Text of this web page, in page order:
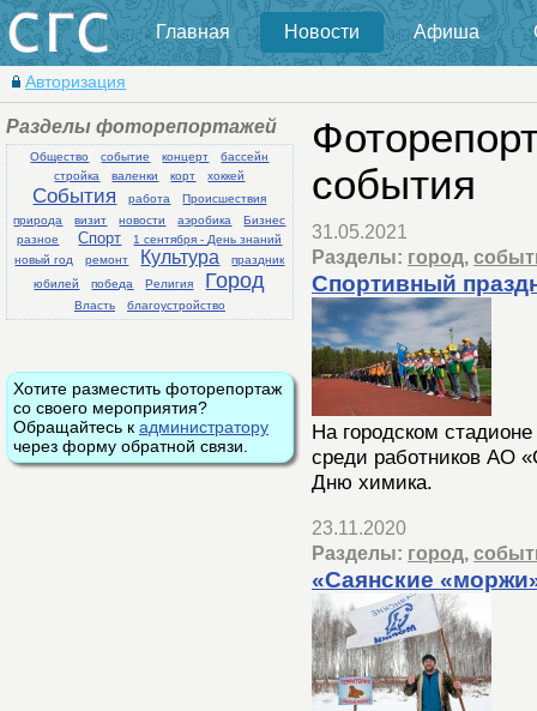
Главная Новости Афиша
Авторизация
Разделы фоторепортажей
Общество событие концерт
бассейн
стройка
валенки корт хоккей
События работа
Происшествия
природа
визит новости аэробика
Бизнес
разное
Спорт
1 сентября - День знаний
новый год
ремонт Культура
праздник
юбилей
победа Религия Город
Власть благоустройство
Хотите разместить фоторепортаж
со своего мероприятия?
Обращайтесь к администратору
через форму обратной связи.
события
31.05.2021
Разделы: город,
Спортивный
На городском
среди работников АО
Дню химика.
23.11.2020
Разделы: город,
«Саянские